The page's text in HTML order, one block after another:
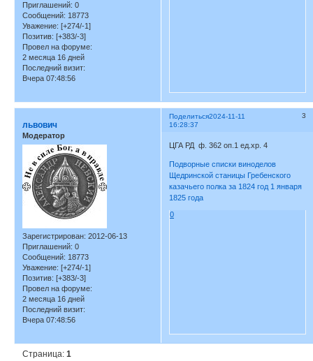
Приглашений: 0
Сообщений: 18773
Уважение: [+274/-1]
Позитив: [+383/-3]
Провел на форуме:
2 месяца 16 дней
Последний визит:
Вчера 07:48:56
Поделиться 3
2024-11-11
16:28:37
львович
Модератор
Зарегистрирован: 2012-06-13
Приглашений: 0
Сообщений: 18773
Уважение: [+274/-1]
Позитив: [+383/-3]
Провел на форуме:
2 месяца 16 дней
Последний визит:
Вчера 07:48:56
ЦГА РД ф. 362 оп.1 ед.хр. 4
Подворные списки виноделов
Щедринской станицы Гребенского
казачьего полка за 1824 год 1 января
1825 года
0
Страница:1